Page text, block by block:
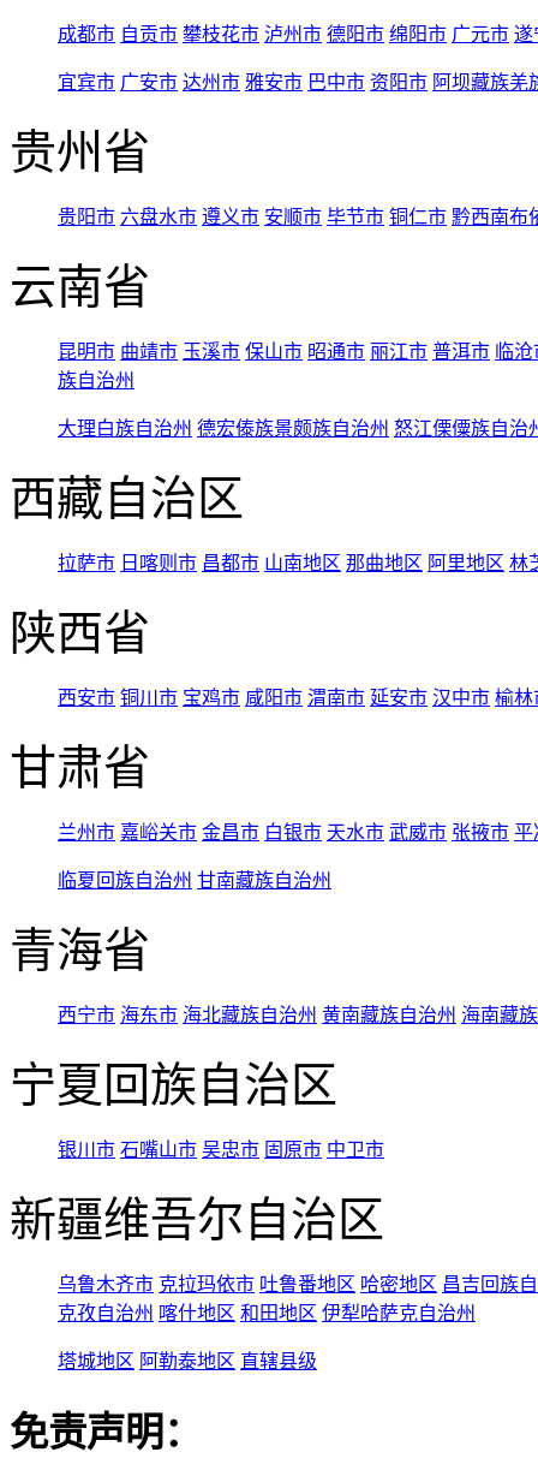
成都市 自贡市 攀枝花市 泸州市 德阳市 绵阳市 广元市 遂
宜宾市 广安市 达州市 雅安市 巴中市 资阳市 阿坝藏族羌
贵州省
贵阳市 六盘水市 遵义市 安顺市 毕节市 铜仁市 黔西南布
云南省
昆明市 曲靖市 玉溪市 保山市 昭通市 丽江市 普洱市 临
族自治州
大理白族自治州 德宏傣族景颇族自治州 怒江傈僳族自治
西藏自治区
拉萨市 日喀则市 昌都市 山南地区 那曲地区 阿里地区 林
陕西省
西安市 铜川市 宝鸡市 咸阳市 渭南市 延安市 汉中市 榆林
甘肃省
兰州市 嘉峪关市 金昌市 白银市 天水市 武威市 张掖市 平
临夏回族自治州 甘南藏族自治州
青海省
西宁市 海东市 海北藏族自治州 黄南藏族自治州 海南藏
宁夏回族自治区
银川市 石嘴山市 吴忠市 固原市 中卫市
新疆维吾尔自治区
乌鲁木齐市 克拉玛依市 吐鲁番地区 哈密地区 昌吉回族
克孜自治州 喀什地区 和田地区 伊犁哈萨克自治州
塔城地区 阿勒泰地区 直辖县级
免责声明：